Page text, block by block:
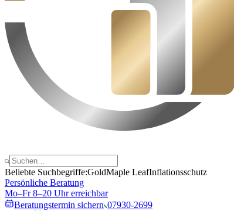
Beliebte Suchbegriffe:GoldMaple LeafInflationsschutz
Persönliche Beratung
Mo–Fr 8–20 Uhr erreichbar
Beratungstermin sichern 07930-2699